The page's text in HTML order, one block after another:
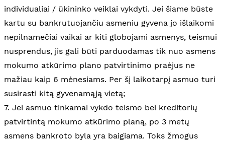
individualiai / ūkininko veiklai vykdyti. Jei šiame būste
kartu su bankrutuojančiu asmeniu gyvena jo išlaikomi
nepilnamečiai vaikai ar kiti globojami asmenys, teismui
nusprendus, jis gali būti parduodamas tik nuo asmens
mokumo atkūrimo plano patvirtinimo praėjus ne
mažiau kaip 6 mėnesiams. Per šį laikotarpį asmuo turi
susirasti kitą gyvenamąją vietą;
7. Jei asmuo tinkamai vykdo teismo bei kreditorių
patvirtintą mokumo atkūrimo planą, po 3 metų
asmens bankroto byla yra baigiama. Toks žmogus